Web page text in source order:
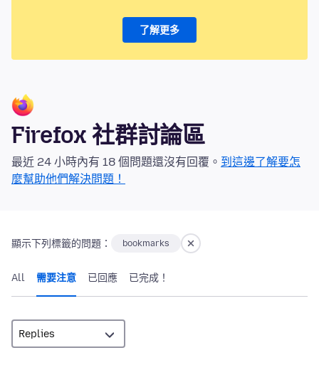
了解更多
Firefox 社群討論區
最近 24 小時內有 18 個問題還沒有回覆。 到這邊了解要怎
麼幫助他們解決問題！
顯示下列標籤的問題： bookmarks
All 需要注意 已回應 已完成！